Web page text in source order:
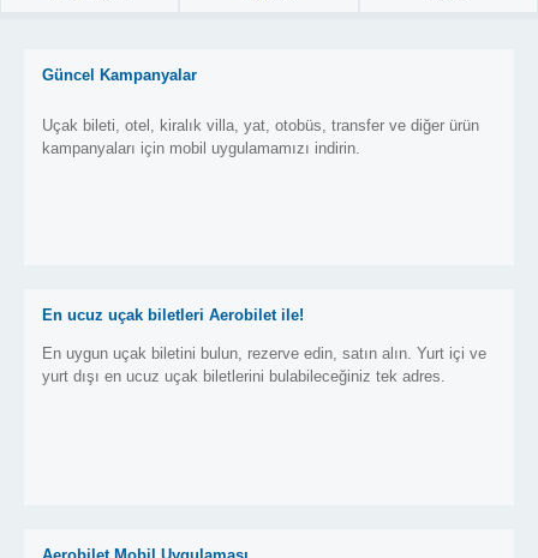
Güncel Kampanyalar
Uçak bileti, otel, kiralık villa, yat, otobüs, transfer ve diğer ürün
kampanyaları için mobil uygulamamızı indirin.
En ucuz uçak biletleri Aerobilet ile!
En uygun uçak biletini bulun, rezerve edin, satın alın. Yurt içi ve
yurt dışı en ucuz uçak biletlerini bulabileceğiniz tek adres.